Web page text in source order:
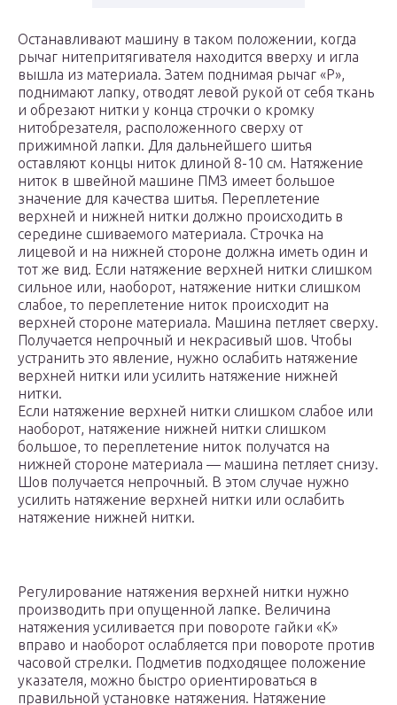
Останавливают машину в таком положении, когда
рычаг нитепритягивателя находится вверху и игла
вышла из материала. Затем поднимая рычаг «Р»,
поднимают лапку, отводят левой рукой от себя ткань
и обрезают нитки у конца строчки о кромку
нитобрезателя, расположенного сверху от
прижимной лапки. Для дальнейшего шитья
оставляют концы ниток длиной 8-10 см. Натяжение
ниток в швейной машине ПМЗ имеет большое
значение для качества шитья. Переплетение
верхней и нижней нитки должно происходить в
середине сшиваемого материала. Строчка на
лицевой и на нижней стороне должна иметь один и
тот же вид. Если натяжение верхней нитки слишком
сильное или, наоборот, натяжение нитки слишком
слабое, то переплетение ниток происходит на
верхней стороне материала. Машина петляет сверху.
Получается непрочный и некрасивый шов. Чтобы
устранить это явление, нужно ослабить натяжение
верхней нитки или усилить натяжение нижней
нитки.
Если натяжение верхней нитки слишком слабое или
наоборот, натяжение нижней нитки слишком
большое, то переплетение ниток получатся на
нижней стороне материала — машина петляет снизу.
Шов получается непрочный. В этом случае нужно
усилить натяжение верхней нитки или ослабить
натяжение нижней нитки.
Регулирование натяжения верхней нитки нужно
производить при опущенной лапке. Величина
натяжения усиливается при повороте гайки «К»
вправо и наоборот ослабляется при повороте против
часовой стрелки. Подметив подходящее положение
указателя, можно быстро ориентироваться в
правильной установке натяжения. Натяжение